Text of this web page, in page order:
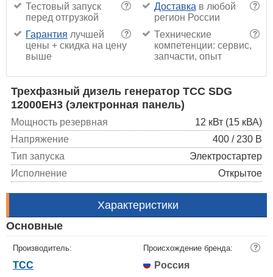
?
Тестовый запуск
перед отгрузкой
?
Доставка в любой
регион России
?
Гарантия лучшей
цены + скидка на цену
выше
?
Технические
компетенции: сервис,
запчасти, опыт
Трехфазный дизель генератор ТСС SDG
12000EH3 (электронная панель)
Мощность резервная
12 кВт (15 кВА)
Напряжение
400 / 230 В
Тип запуска
Электростартер
Исполнение
Открытое
Характеристики
Основные
Производитель:
ТСС
Происхождение бренда: ?
Россия